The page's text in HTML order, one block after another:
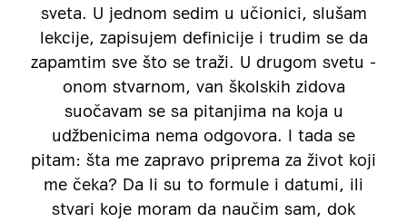
sveta. U jednom sedim u učionici, slušam
lekcije, zapisujem definicije i trudim se da
zapamtim sve što se traži. U drugom svetu -
onom stvarnom, van školskih zidova
suočavam se sa pitanjima na koja u
udžbenicima nema odgovora. I tada se
pitam: šta me zapravo priprema za život koji
me čeka? Da li su to formule i datumi, ili
stvari koje moram da naučim sam, dok